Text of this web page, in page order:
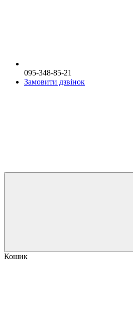
095-348-85-21
Замовити дзвінок
Кошик